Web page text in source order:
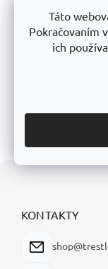
Táto
Pokračovaním
ich
Pre
šírka
viditeľná dĺžka
prírodné
KONTAKTY